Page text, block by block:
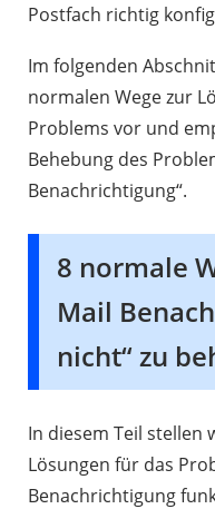
Postfach richtig
Im folgenden
normalen Wege zur
Problems vor und
Behebung des
Benachrichtigung“.
8 normale
Mail
nicht“ zu
In diesem Teil stellen
Lösungen für das
Benachrichtigung